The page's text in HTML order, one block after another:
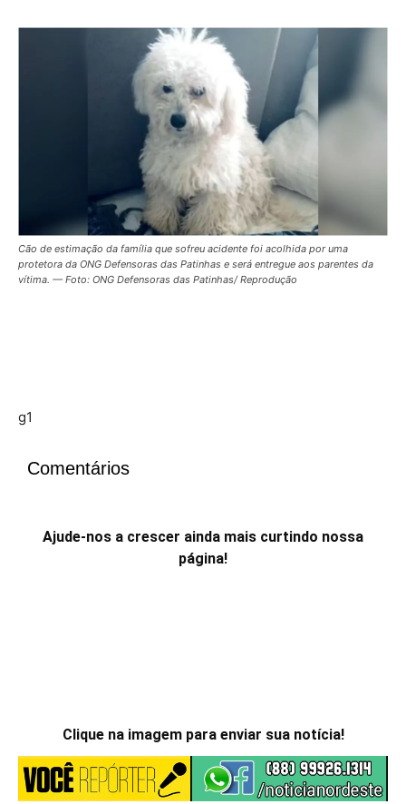
Cão de estimação da família que sofreu acidente foi acolhida por uma
protetora da ONG Defensoras das Patinhas e será entregue aos parentes da
vítima. — Foto: ONG Defensoras das Patinhas/ Reprodução
g1
Comentários
Ajude-nos a crescer ainda mais curtindo nossa
página!
Clique na imagem para enviar sua notícia!